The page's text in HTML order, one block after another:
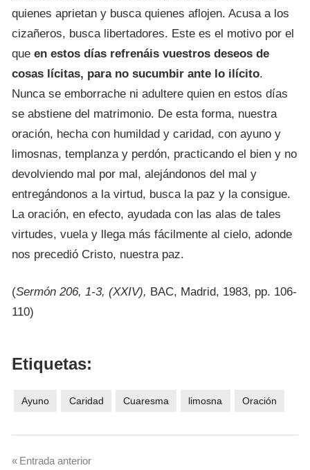
quienes aprietan y busca quienes aflojen. Acusa a los
cizañeros, busca libertadores. Este es el motivo por el
que en estos días refrenáis vuestros deseos de
cosas lícitas, para no sucumbir ante lo ilícito.
Nunca se emborrache ni adultere quien en estos días
se abstiene del matrimonio. De esta forma, nuestra
oración, hecha con humildad y caridad, con ayuno y
limosnas, templanza y perdón, practicando el bien y no
devolviendo mal por mal, alejándonos del mal y
entregándonos a la virtud, busca la paz y la consigue.
La oración, en efecto, ayudada con las alas de tales
virtudes, vuela y llega más fácilmente al cielo, adonde
nos precedió Cristo, nuestra paz.
(Sermón 206, 1-3, (XXIV), BAC, Madrid, 1983, pp. 106-
110)
Etiquetas:
Ayuno Caridad Cuaresma limosna Oración
Navegación
Entrada anterior